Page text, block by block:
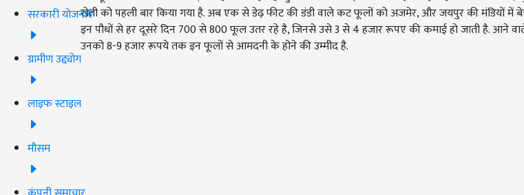
सरकारी योजनाएं
ग्रामीण उद्द्योग
लाइफ स्टाइल
मौसम
खेती को पहली बार किया गया है. अब एक से डेढ़ फीट की डंडी वाले कट फूलों को अजमेर, और जयपुर की मंडियों में
इन पौधों से हर दूसरे दिन 700 से 800 फूल उतर रहे है, जिनसे उसे 3 से 4 हजार रूपए की कमाई हो जाती है. आने
उनको 8-9 हजार रूपये तक इन फूलों से आमदनी के होने की उम्मीद है.